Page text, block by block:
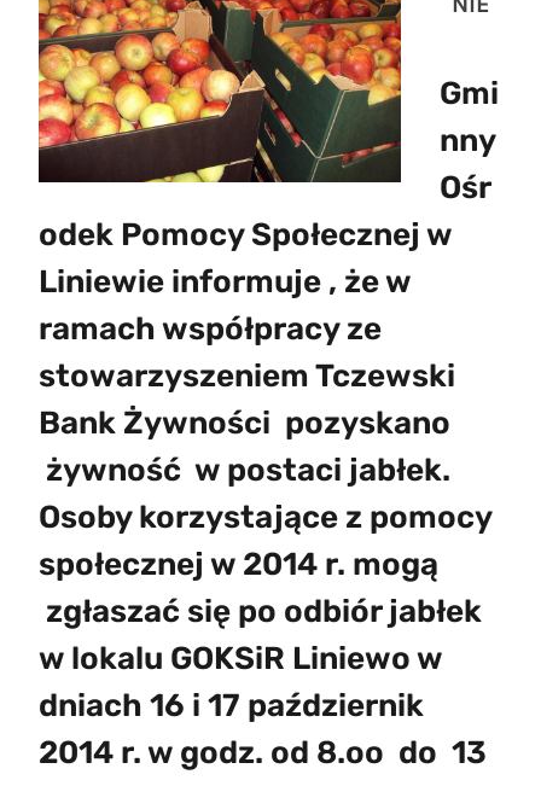
Gmi
nny
Ośr
odek Pomocy Społecznej w
Liniewie informuje , że w
ramach współpracy ze
stowarzyszeniem Tczewski
Bank Żywności pozyskano
żywność w postaci jabłek.
Osoby korzystające z pomocy
społecznej w 2014 r. mogą
zgłaszać się po odbiór jabłek
w lokalu GOKSiR Liniewo w
dniach 16 i 17 październik
2014 r. w godz. od 8.oo do 13